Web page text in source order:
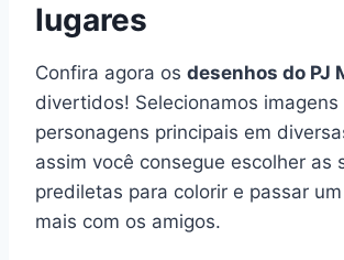
lugares
Confira agora os desenhos do PJ
divertidos! Selecionamos imagens
personagens principais em
assim você consegue escolher as
prediletas para colorir e passar
mais com os amigos.